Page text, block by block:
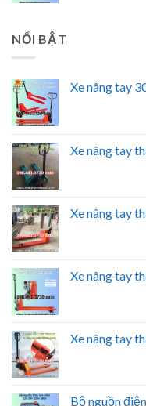
NỔI BẬT
Xe nâng tay
Xe nâng tay
Xe nâng tay
Xe nâng tay
Xe nâng tay
Bộ nguồn